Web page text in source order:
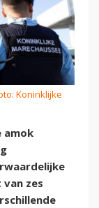
Koninklijke
amok
zes